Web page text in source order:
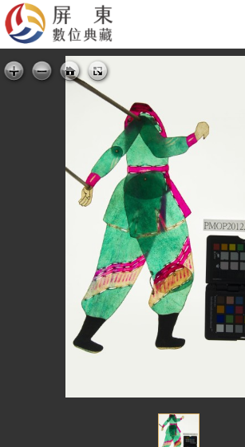
展覽
藏品
關於我們
Jump to Main content